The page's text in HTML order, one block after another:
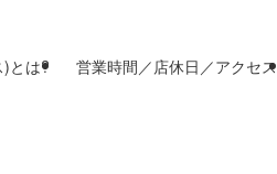
とは? 営業時間／店休日／アクセス